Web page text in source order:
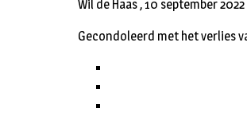
Wil de Haas ,10 september 2022
Gecondoleerd met het verlies